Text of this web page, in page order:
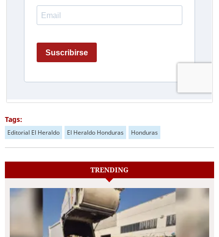
Tags:
Editorial El Heraldo El Heraldo Honduras Honduras
TRENDING